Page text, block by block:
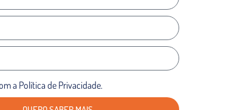
a Política de Privacidade.